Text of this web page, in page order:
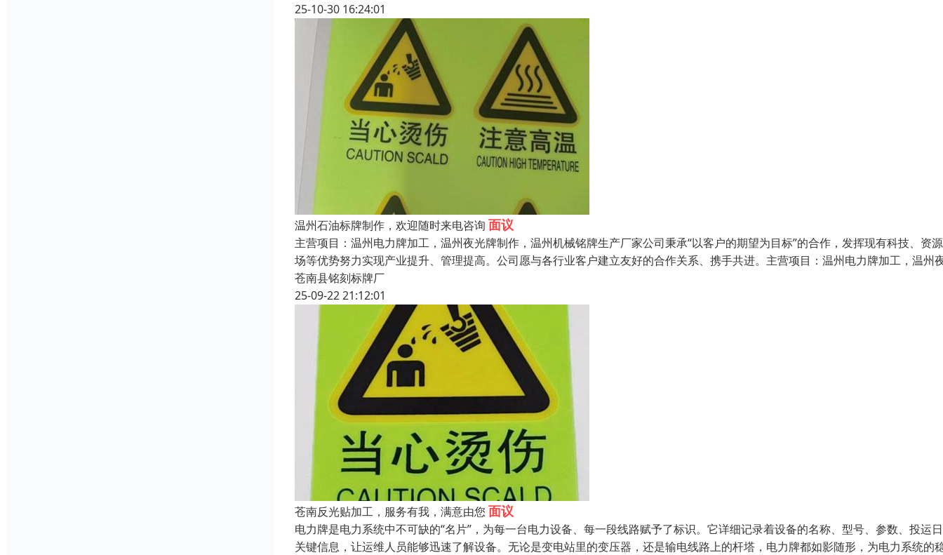
25-10-30 16:24:01
温州石油标牌制作，欢迎随时来电咨询 面议
主营项目：温州电力牌加工，温州夜光牌制作，温州机械铭牌生产厂家公司秉承“以客户的期望为目标”的合作，发挥现有科技、资
场等优势努力实现产业提升、管理提高。公司愿与各行业客户建立友好的合作关系、携手共进。主营项目：温州电力牌加工，温州
苍南县铭刻标牌厂
25-09-22 21:12:01
苍南反光贴加工，服务有我，满意由您 面议
电力牌是电力系统中不可缺的“名片”，为每一台电力设备、每一段线路赋予了标识。它详细记录着设备的名称、型号、参数、投运
关键信息，让运维人员能够迅速了解设备。无论是变电站里的变压器，还是输电线路上的杆塔，电力牌都如影随形，为电力系统的